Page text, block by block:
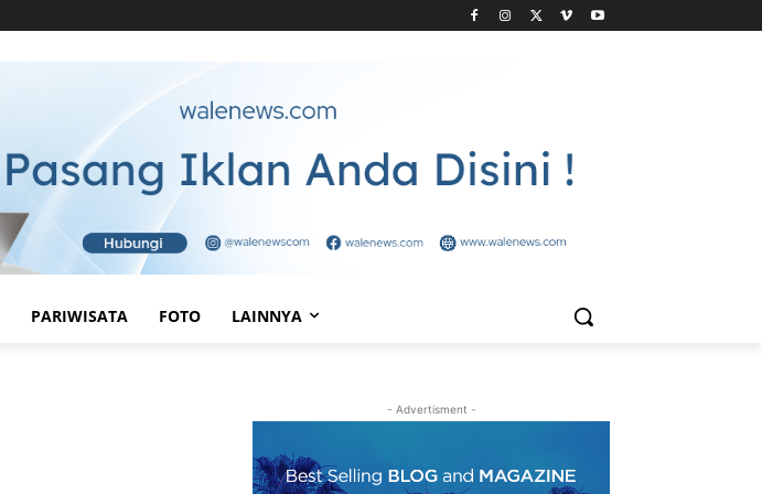
PARIWISATA FOTO LAINNYA
- Advertisment -